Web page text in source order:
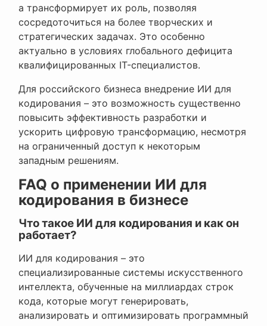
а трансформирует их роль, позволяя
сосредоточиться на более творческих и
стратегических задачах. Это особенно
актуально в условиях глобального дефицита
квалифицированных IT-специалистов.
Для российского бизнеса внедрение ИИ для
кодирования – это возможность существенно
повысить эффективность разработки и
ускорить цифровую трансформацию, несмотря
на ограниченный доступ к некоторым
западным решениям.
FAQ о применении ИИ для
кодирования в бизнесе
Что такое ИИ для кодирования и как он
работает?
ИИ для кодирования – это
специализированные системы искусственного
интеллекта, обученные на миллиардах строк
кода, которые могут генерировать,
анализировать и оптимизировать программный